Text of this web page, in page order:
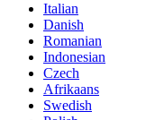
Italian
Danish
Romanian
Indonesian
Czech
Afrikaans
Swedish